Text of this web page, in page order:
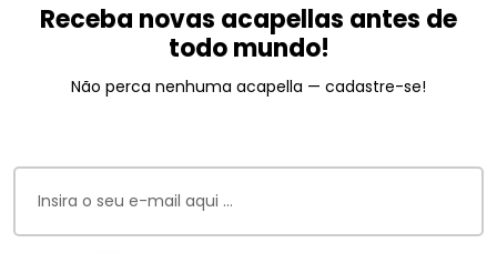
Receba novas acapellas antes de
todo mundo!
Não perca nenhuma acapella — cadastre-se!